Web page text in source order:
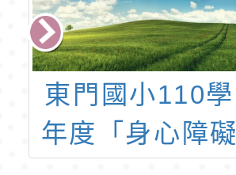
東門國小110學
年度「身心障礙